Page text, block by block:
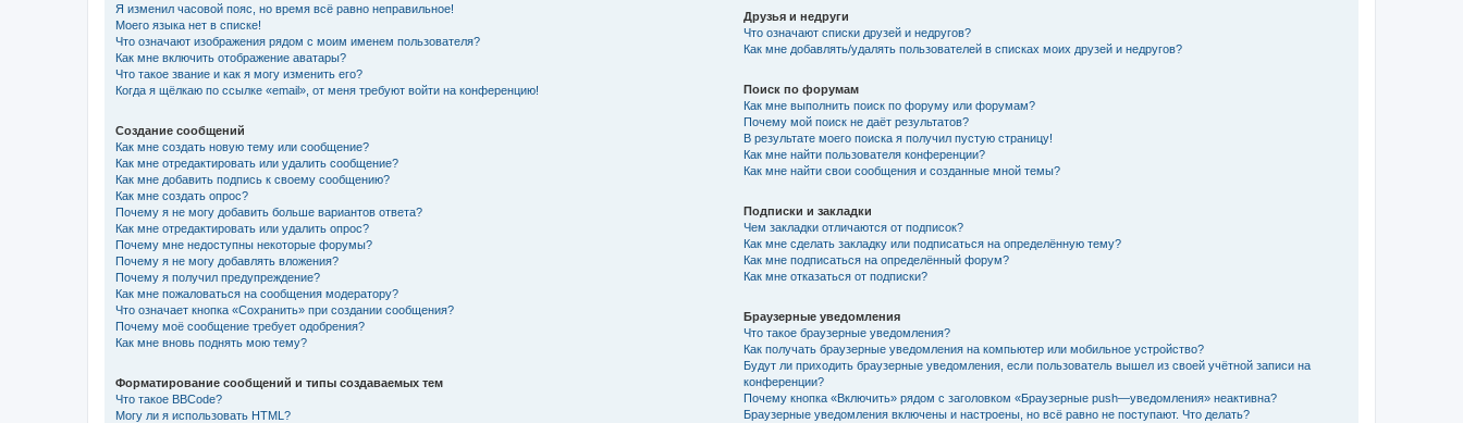
Я изменил часовой пояс, но время всё равно неправильное!
Моего языка нет в списке!
Что означают изображения рядом с моим именем пользователя?
Как мне включить отображение аватары?
Что такое звание и как я могу изменить его?
Когда я щёлкаю по ссылке «email», от меня требуют войти на конференцию!
Создание сообщений
Как мне создать новую тему или сообщение?
Как мне отредактировать или удалить сообщение?
Как мне добавить подпись к своему сообщению?
Как мне создать опрос?
Почему я не могу добавить больше вариантов ответа?
Как мне отредактировать или удалить опрос?
Почему мне недоступны некоторые форумы?
Почему я не могу добавлять вложения?
Почему я получил предупреждение?
Как мне пожаловаться на сообщения модератору?
Что означает кнопка «Сохранить» при создании сообщения?
Почему моё сообщение требует одобрения?
Как мне вновь поднять мою тему?
Форматирование сообщений и типы создаваемых тем
Что такое BBCode?
Могу ли я использовать HTML?
Друзья и недруги
Что означают списки друзей и недругов?
Как мне добавлять/удалять пользователей в списках моих друзей и недругов?
Поиск по форумам
Как мне выполнить поиск по форуму или форумам?
Почему мой поиск не даёт результатов?
В результате моего поиска я получил пустую страницу!
Как мне найти пользователя конференции?
Как мне найти свои сообщения и созданные мной темы?
Подписки и закладки
Чем закладки отличаются от подписок?
Как мне сделать закладку или подписаться на определённую тему?
Как мне подписаться на определённый форум?
Как мне отказаться от подписки?
Браузерные уведомления
Что такое браузерные уведомления?
Как получать браузерные уведомления на компьютер или мобильное устройство?
Будут ли приходить браузерные уведомления, если пользователь вышел из своей учётной записи на
конференции?
Почему кнопка «Включить» рядом с заголовком «Браузерные push—уведомления» неактивна?
Браузерные уведомления включены и настроены, но всё равно не поступают. Что делать?